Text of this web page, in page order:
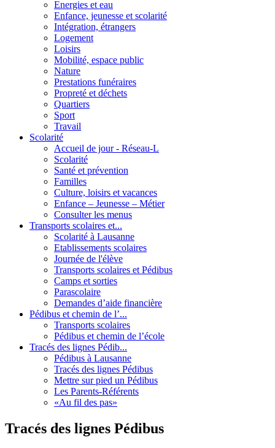
Energies et eau
Enfance, jeunesse et scolarité
Intégration, étrangers
Logement
Loisirs
Mobilité, espace public
Nature
Prestations funéraires
Propreté et déchets
Quartiers
Sport
Travail
Scolarité
Accueil de jour - Réseau-L
Scolarité
Santé et prévention
Familles
Culture, loisirs et vacances
Enfance – Jeunesse – Métier
Consulter les menus
Transports scolaires et...
Scolarité à Lausanne
Etablissements scolaires
Journée de l'élève
Transports scolaires et Pédibus
Camps et sorties
Parascolaire
Demandes d’aide financière
Pédibus et chemin de l’...
Transports scolaires
Pédibus et chemin de l’école
Tracés des lignes Pédib...
Pédibus à Lausanne
Tracés des lignes Pédibus
Mettre sur pied un Pédibus
Les Parents-Référents
«Au fil des pas»
Tracés des lignes Pédibus